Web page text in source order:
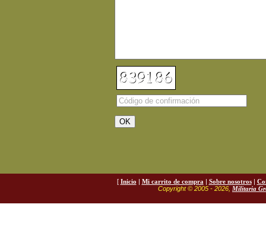
[ Inicio | Mi carrito de compra | Sobre nosotros|
Copyright © 2005 - 2026, Militaria